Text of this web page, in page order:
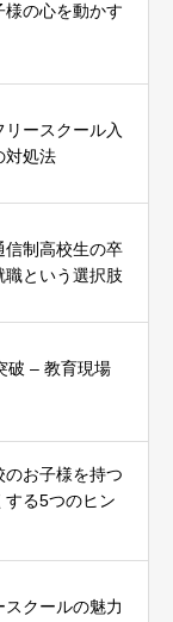
の心を動かす
ースクール入
対処法
信制高校生の卒
という選択肢
破 – 教育現場
のお子様を持つ
する5つのヒン
クールの魅力